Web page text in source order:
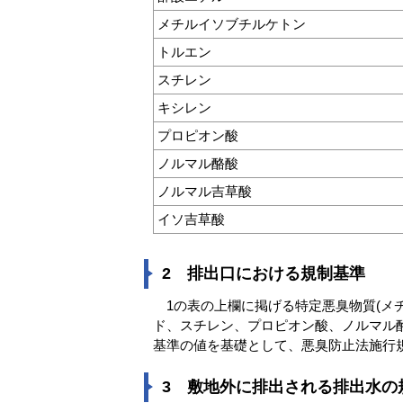
メチルイソブチルケトン
トルエン
スチレン
キシレン
プロピオン酸
ノルマル酪酸
ノルマル吉草酸
イソ吉草酸
2 排出口における規制基準
1の表の上欄に掲げる特定悪臭物質(メ
ド、スチレン、プロピオン酸、ノルマ
基準の値を基礎として、悪臭防止法施
3 敷地外に排出される排出水の